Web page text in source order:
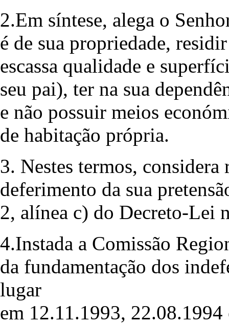
2.Em síntese, alega o
é de sua propriedade,
escassa qualidade e
seu pai), ter na sua
e não possuir meios
de habitação própria.
3. Nestes termos,
deferimento da sua
2, alínea c) do Decreto-Lei
4.Instada a Comissão
da fundamentação dos
lugar
em 12.11.1993,